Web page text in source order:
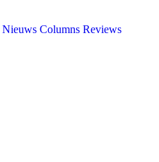
Nieuws Columns Reviews